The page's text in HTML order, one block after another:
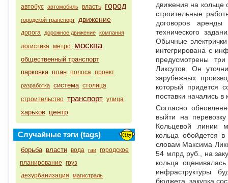
автобус автомобиль власть город
городской транспорт движение
дорога дорожное движение компания
логистика метро москва
общественный транспорт
парковка план полоса проект
разработка система столица
строительство транспорт улица
харьков центр
Случайные тэги (tags)
борьба власти вода гаи городское
планирование груз
дезурбанизация
магистраль
движения на кольце
строительные
договоров
технического
Обычные
интегрирована с
предусмотрены
Ликсутов. Он
зарубежных
который придется
поставки начались
Согласно
выйти на
Кольцевой линии
кольца обойдется
словам Максима
54 млрд руб., на
кольца
инфраструктуры
бюджета, закупка